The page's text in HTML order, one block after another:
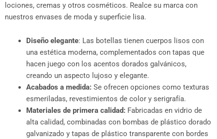
lociones, cremas y otros cosméticos. Realce su marca con
nuestros envases de moda y superficie lisa.
Diseño elegante: Las botellas tienen cuerpos lisos con
una estética moderna, complementados con tapas que
hacen juego con los acentos dorados galvánicos,
creando un aspecto lujoso y elegante.
Acabados a medida:Se ofrecen opciones como texturas
esmeriladas, revestimientos de color y serigrafía.
Materiales de primera calidad:Fabricadas en vidrio de
alta calidad, combinadas con bombas de plástico dorado
galvanizado y tapas de plástico transparente con bordes